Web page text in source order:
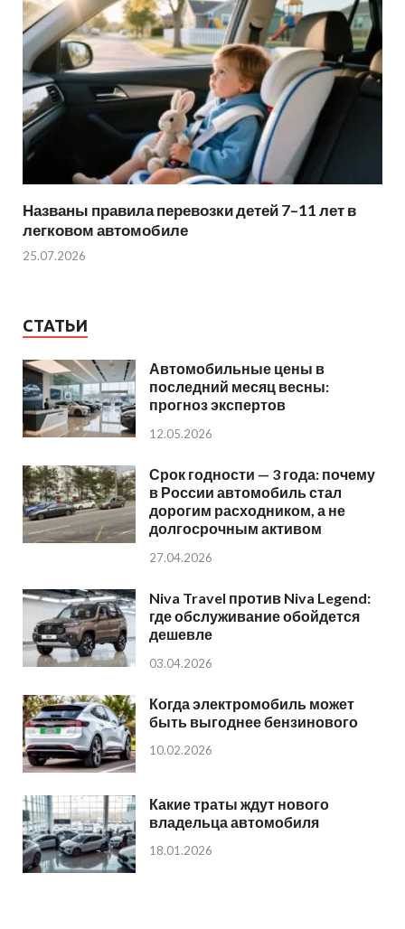
Названы правила перевозки детей 7–11 лет в
легковом автомобиле
25.07.2026
СТАТЬИ
Автомобильные цены в
последний месяц весны:
прогноз экспертов
12.05.2026
Срок годности — 3 года: почему
в России автомобиль стал
дорогим расходником, а не
долгосрочным активом
27.04.2026
Niva Travel против Niva Legend:
где обслуживание обойдется
дешевле
03.04.2026
Когда электромобиль может
быть выгоднее бензинового
10.02.2026
Какие траты ждут нового
владельца автомобиля
18.01.2026